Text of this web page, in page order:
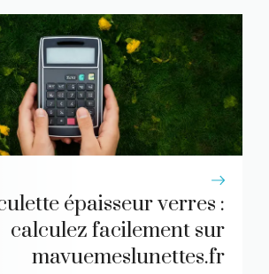
épaisseur verres :
calculez facilement sur
mavuemeslunettes.fr